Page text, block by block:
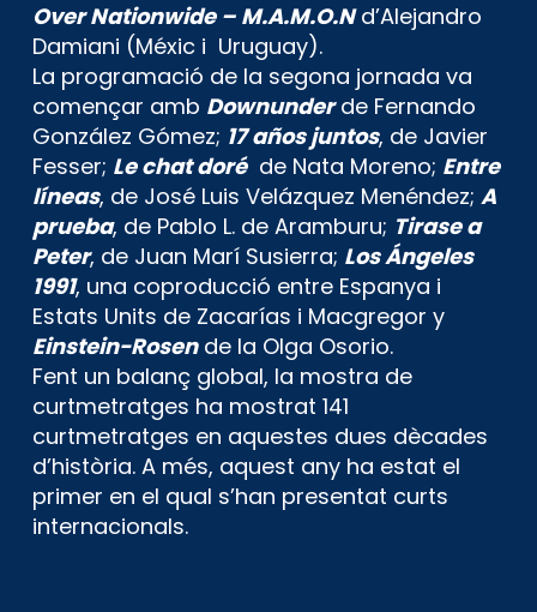
Over Nationwide – M.A.M.O.Nd’Alejandro
Damiani (Méxic i Uruguay).
La programació de la segona jornada va
començar amb Downunderde Fernando
González Gómez; 17 años juntos, de Javier
Fesser; Le chat doréde Nata Moreno; Entre
líneas, de José Luis Velázquez Menéndez; A
prueba, de Pablo L. de Aramburu; Tirase a
Peter, de Juan Marí Susierra; Los Ángeles
1991, una coproducció entre Espanya i
Estats Units de Zacarías i Macgregor y
Einstein-Rosende la Olga Osorio.
Fent un balanç global, la mostra de
curtmetratges ha mostrat 141
curtmetratges en aquestes dues dècades
d’història. A més, aquest any ha estat el
primer en el qual s’han presentat curts
internacionals.